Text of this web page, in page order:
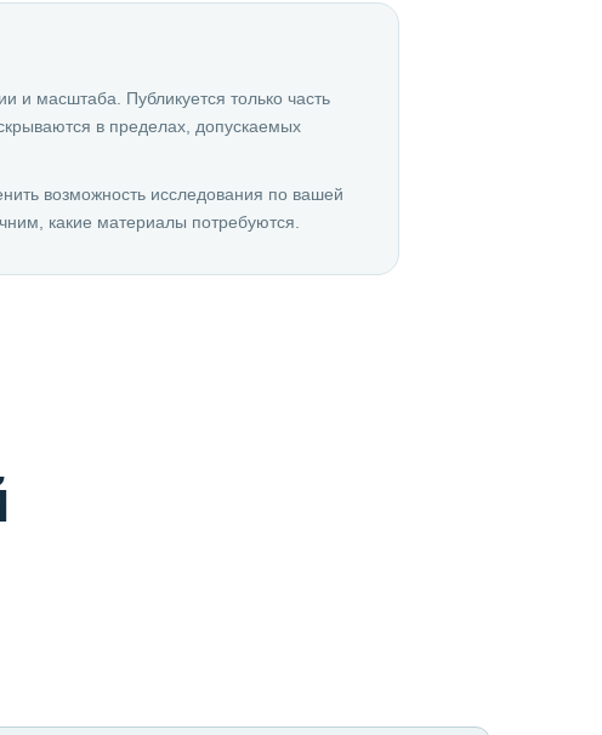
и масштаба. Публикуется только часть
в пределах, допускаемых
возможность исследования по вашей
какие материалы потребуются.